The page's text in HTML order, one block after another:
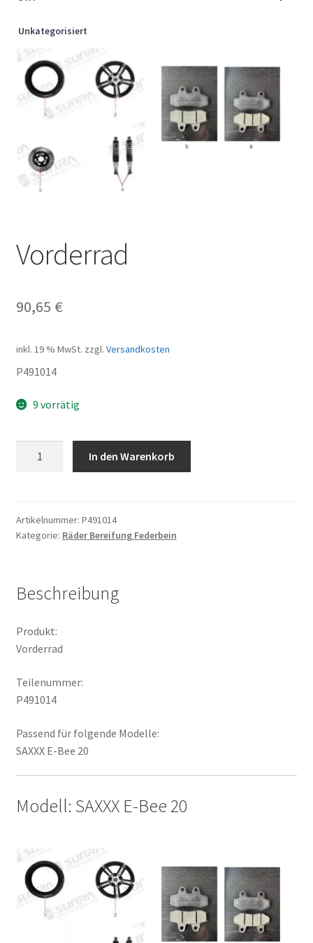
Unkategorisiert
Vorderrad
90,65 €
inkl. 19 % MwSt. zzgl. Versandkosten
P491014
9 vorrätig
In den Warenkorb
Artikelnummer: P491014
Kategorie: Räder Bereifung Federbein
Beschreibung
Produkt:
Vorderrad
Teilenummer:
P491014
Passend für folgende Modelle:
SAXXX E-Bee 20
Modell: SAXXX E-Bee 20